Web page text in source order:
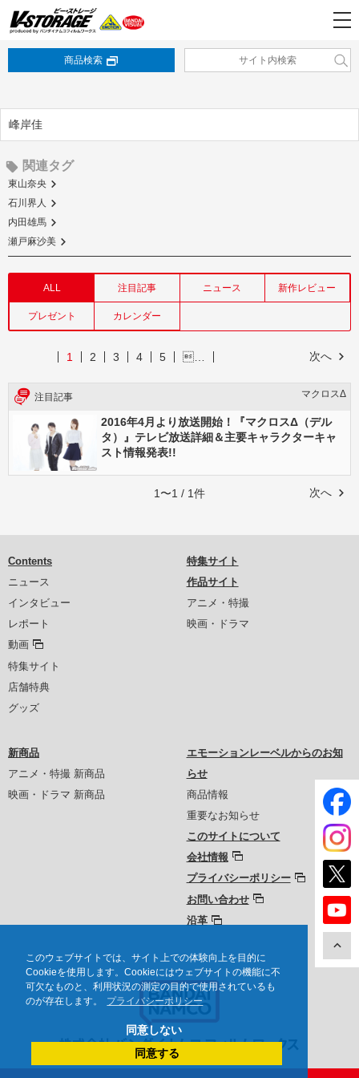
このウェブサイトでは、サイト上での体験向上を目的に
Cookieを使用します。Cookieにはウェブサイトの機能に不
可欠なものと、利用状況の測定の目的で使用されているも
のが存在します。
プライバシーポリシー
同意しない
同意する
商品検索
峰岸佳
関連タグ
東山奈央
石川界人
内田雄馬
瀬戸麻沙美
ALL 注目記事 ニュース 新作レビュー
プレゼント カレンダー
次へ
1 2 3 4 5 …
注目記事 マクロスΔ
2016年4月より放送開始！『マクロスΔ（デル
タ）』テレビ放送詳細＆主要キャラクターキャ
スト情報発表!!
次へ
1〜1 / 1件
Contents
ニュース
インタビュー
レポート
動画
特集サイト
店舗特典
グッズ
特集サイト
作品サイト
アニメ・特撮
映画・ドラマ
新商品
アニメ・特撮 新商品
映画・ドラマ 新商品
エモーションレーベルからのお知
らせ
商品情報
重要なお知らせ
このサイトについて
会社情報
プライバシーポリシー
お問い合わせ
沿革